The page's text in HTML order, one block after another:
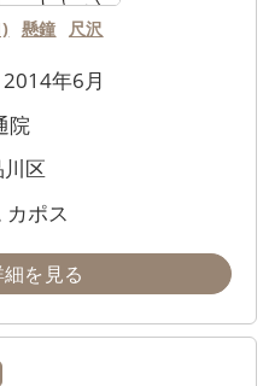
懸鐘 尺沢
2014年6月
院
区
カポス
を見る